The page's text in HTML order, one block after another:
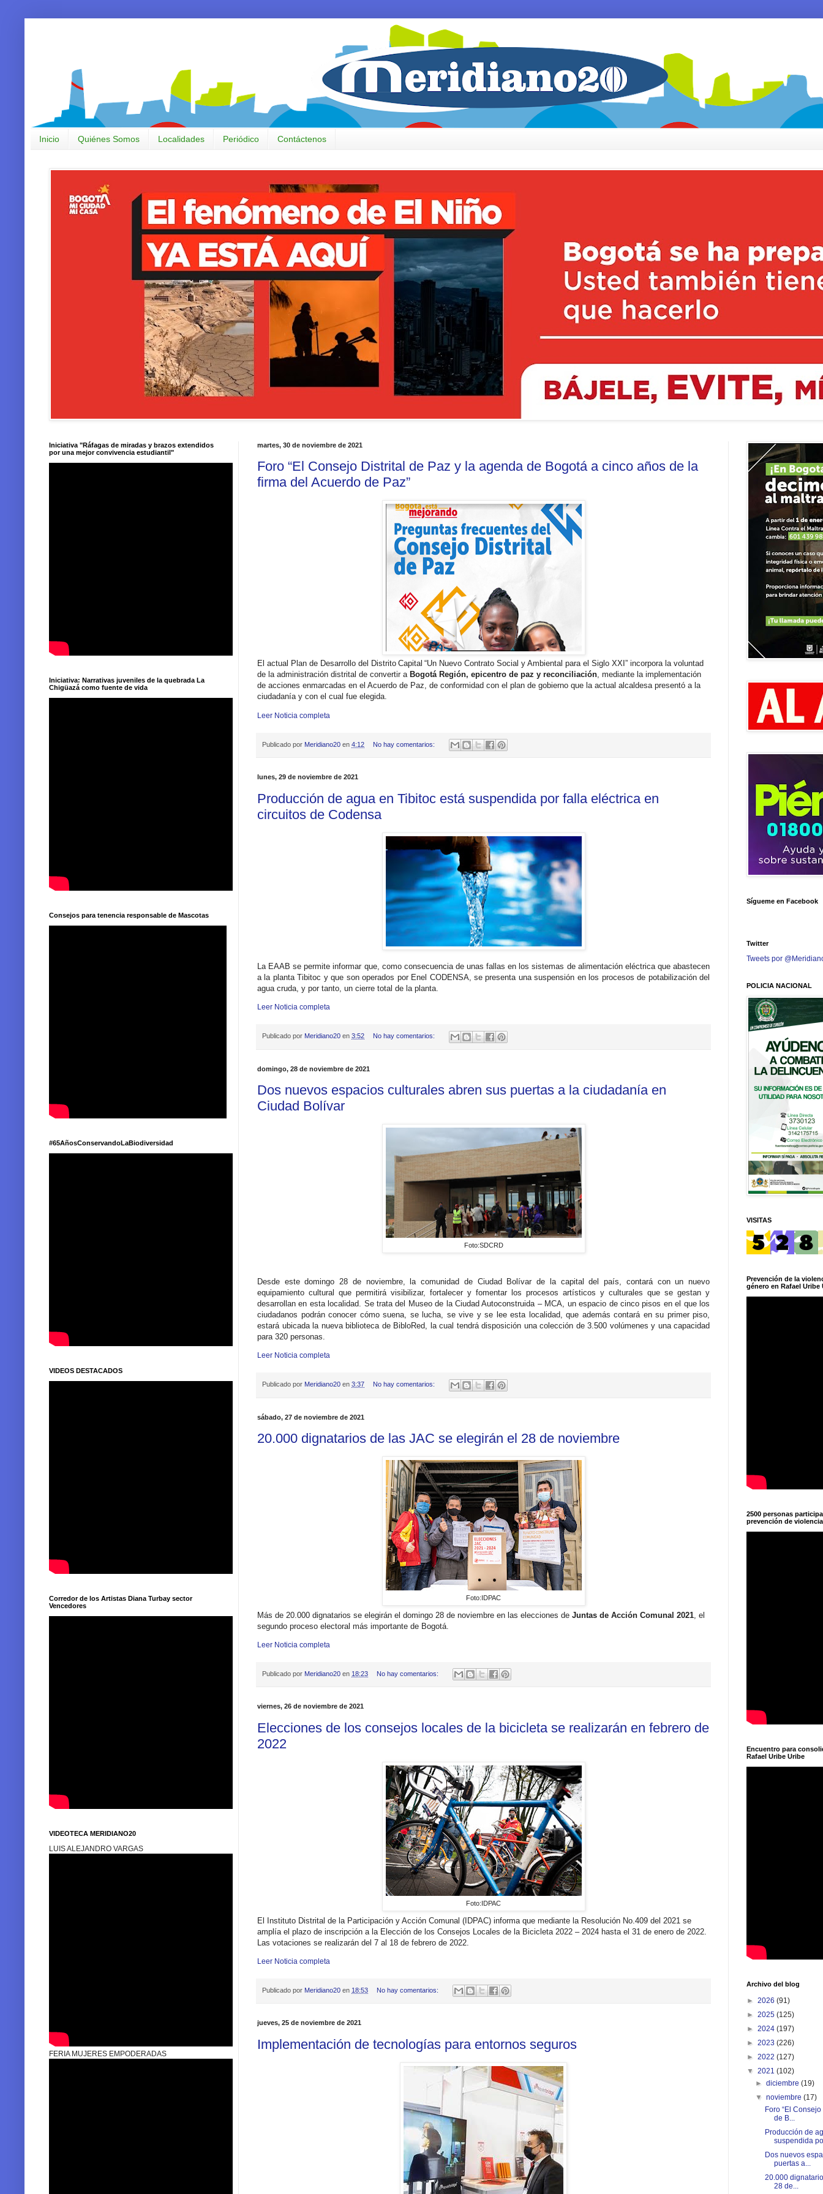
Inicio Quiénes Somos Localidades Periódico Contáctenos
martes, 30 de noviembre de 2021
Foro “El Consejo Distrital de Paz y la agenda de Bogotá a cinco años de la
firma del Acuerdo de Paz”
El actual Plan de Desarrollo del Distrito Capital “Un Nuevo Contrato Social y Ambiental para el Siglo XXI” incorpora la voluntad
de la administración distrital de convertir a Bogotá Región, epicentro de paz y reconciliación, mediante la implementación
de acciones enmarcadas en el Acuerdo de Paz, de conformidad con el plan de gobierno que la actual alcaldesa presentó a la
ciudadanía y con el cual fue elegida.
Leer Noticia completa
Publicado por Meridiano20 en 4:12 No hay comentarios:
lunes, 29 de noviembre de 2021
Producción de agua en Tibitoc está suspendida por falla eléctrica en
circuitos de Codensa
La EAAB se permite informar que, como consecuencia de unas fallas en los sistemas de alimentación eléctrica que abastecen
a la planta Tibitoc y que son operados por Enel CODENSA, se presenta una suspensión en los procesos de potabilización del
agua cruda, y por tanto, un cierre total de la planta.
Leer Noticia completa
Publicado por Meridiano20 en 3:52 No hay comentarios:
domingo, 28 de noviembre de 2021
Dos nuevos espacios culturales abren sus puertas a la ciudadanía en
Ciudad Bolívar
Foto:SDCRD
Desde este domingo 28 de noviembre, la comunidad de Ciudad Bolívar de la capital del país, contará con un nuevo
equipamiento cultural que permitirá visibilizar, fortalecer y fomentar los procesos artísticos y culturales que se gestan y
desarrollan en esta localidad. Se trata del Museo de la Ciudad Autoconstruida – MCA, un espacio de cinco pisos en el que los
ciudadanos podrán conocer cómo suena, se lucha, se vive y se lee esta localidad, que además contará en su primer piso,
estará ubicada la nueva biblioteca de BibloRed, la cual tendrá disposición una colección de 3.500 volúmenes y una capacidad
para 320 personas.
Leer Noticia completa
Publicado por Meridiano20 en 3:37 No hay comentarios:
sábado, 27 de noviembre de 2021
20.000 dignatarios de las JAC se elegirán el 28 de noviembre
Foto:IDPAC
Más de 20.000 dignatarios se elegirán el domingo 28 de noviembre en las elecciones de Juntas de Acción Comunal 2021 , el
segundo proceso electoral más importante de Bogotá.
Leer Noticia completa
Publicado por Meridiano20 en 18:23 No hay comentarios:
viernes, 26 de noviembre de 2021
Elecciones de los consejos locales de la bicicleta se realizarán en febrero de
2022
Foto:IDPAC
El Instituto Distrital de la Participación y Acción Comunal (IDPAC) informa que mediante la Resolución No.409 del 2021 se
amplía el plazo de inscripción a la Elección de los Consejos Locales de la Bicicleta 2022 – 2024 hasta el 31 de enero de 2022.
Las votaciones se realizarán del 7 al 18 de febrero de 2022.
Leer Noticia completa
Publicado por Meridiano20 en 18:53 No hay comentarios:
jueves, 25 de noviembre de 2021
Implementación de tecnologías para entornos seguros
Iniciativa "Ráfagas de miradas y brazos extendidos
por una mejor convivencia estudiantil"
Iniciativa: Narrativas juveniles de la quebrada La
Chigüazá como fuente de vida
Consejos para tenencia responsable de Mascotas
#65AñosConservandoLaBiodiversidad
VIDEOS DESTACADOS
Corredor de los Artistas Diana Turbay sector
Vencedores
VIDEOTECA MERIDIANO20
LUIS ALEJANDRO VARGAS
FERIA MUJERES EMPODERADAS
Sígueme en Facebook
Twitter
Tweets por
POLICIA NACIONAL
VISITAS
Prevención de la
género en Rafael Uribe
2500 personas
prevención de
Encuentro para
Rafael Uribe Uribe
Archivo del blog
► 2026 (91)
► 2025 (125)
► 2024 (197)
► 2023 (226)
► 2022 (127)
▼ 2021 (102)
►diciembre(19)
▼noviembre(17)
Foro “El
de B...
Producción de
suspendida
Dos nuevos
puertas a...
20.000
28 de...